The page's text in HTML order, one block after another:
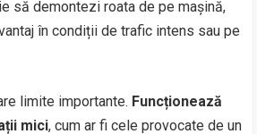
să demontezi roata de pe mașină,
în condiții de trafic intens sau pe
limite importante. Funcționează
mici, cum ar fi cele provocate de un